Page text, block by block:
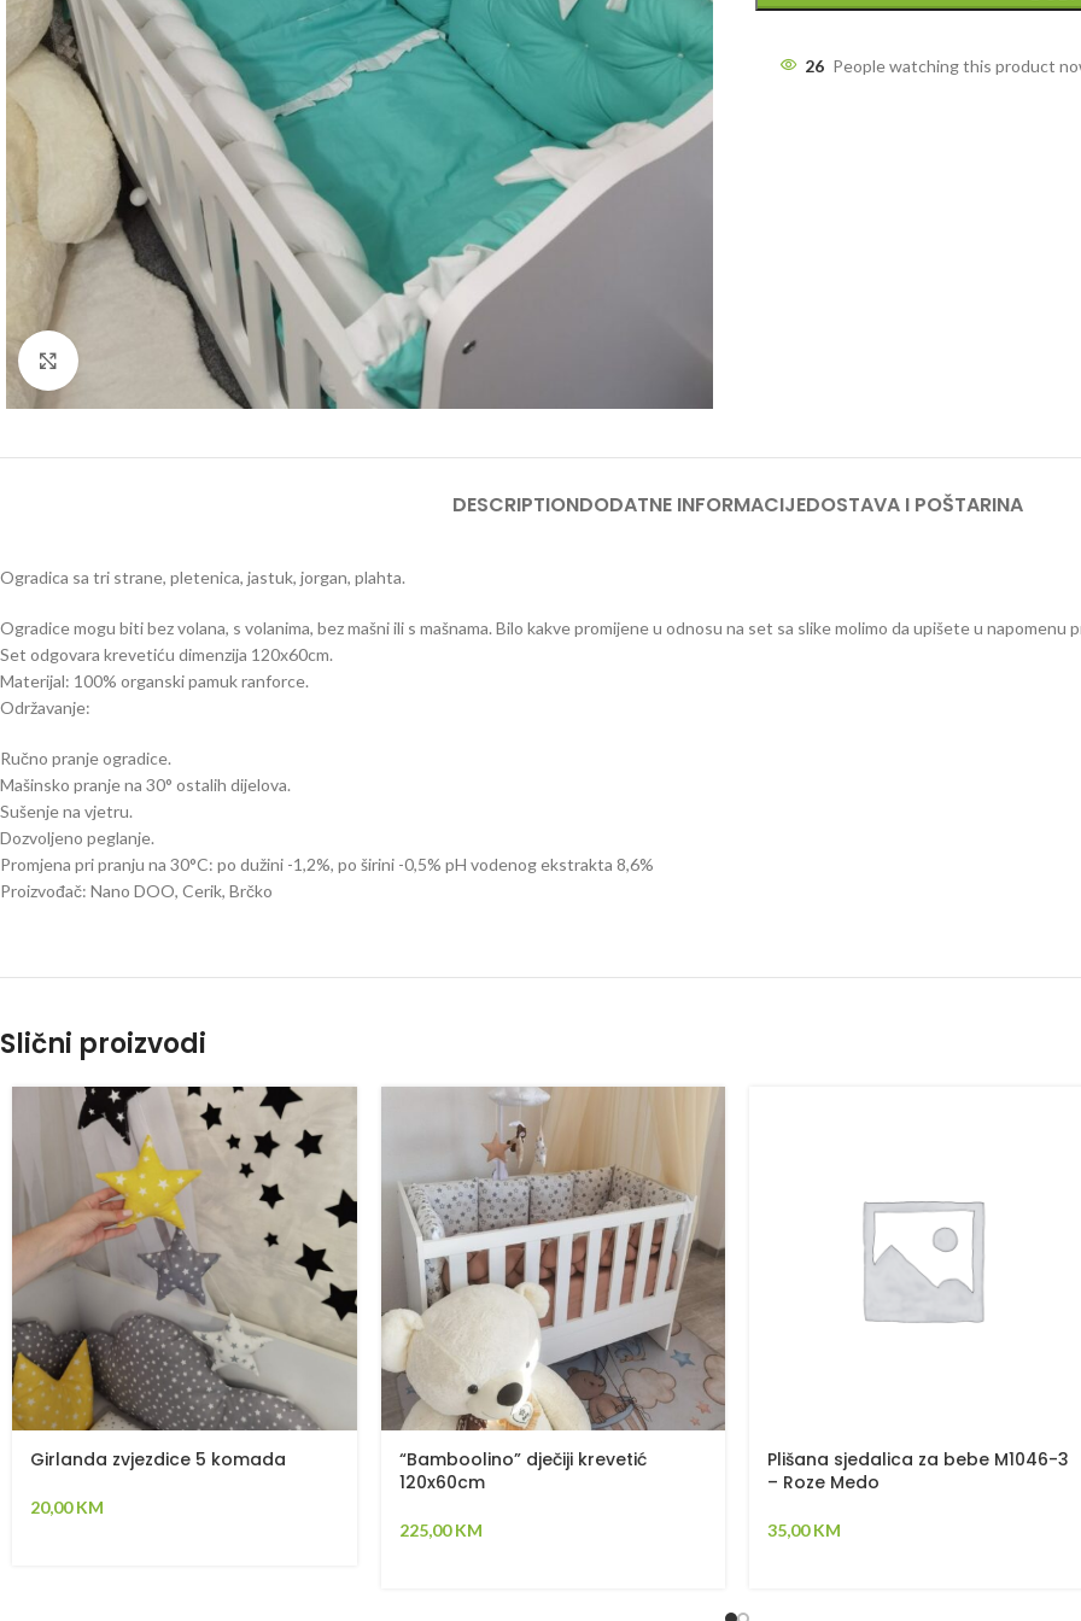
26 People watching this product
DESCRIPTIONDODATNE INFORMACIJEDOSTAVA I POŠTARINA
Ogradica sa tri strane, pletenica, jastuk, jorgan, plahta.
Ogradice mogu biti bez volana, s volanima, bez mašni ili s mašnama. Bilo kakve promijene u odnosu na set sa slike molimo da upišete u napomenu
Set odgovara krevetiću dimenzija 120x60cm.
Materijal: 100% organski pamuk ranforce.
Održavanje:
Ručno pranje ogradice.
Mašinsko pranje na 30° ostalih dijelova.
Sušenje na vjetru.
Dozvoljeno peglanje.
Promjena pri pranju na 30°C: po dužini -1,2%, po širini -0,5% pH vodenog ekstrakta 8,6%
Proizvođač: Nano DOO, Cerik, Brčko
Slični proizvodi
Girlanda zvjezdice 5 komada
20,00KM
“Bamboolino” dječiji krevetić
120x60cm
225,00KM
Plišana sjedalica za bebe M1046-3
– Roze Medo
35,00KM